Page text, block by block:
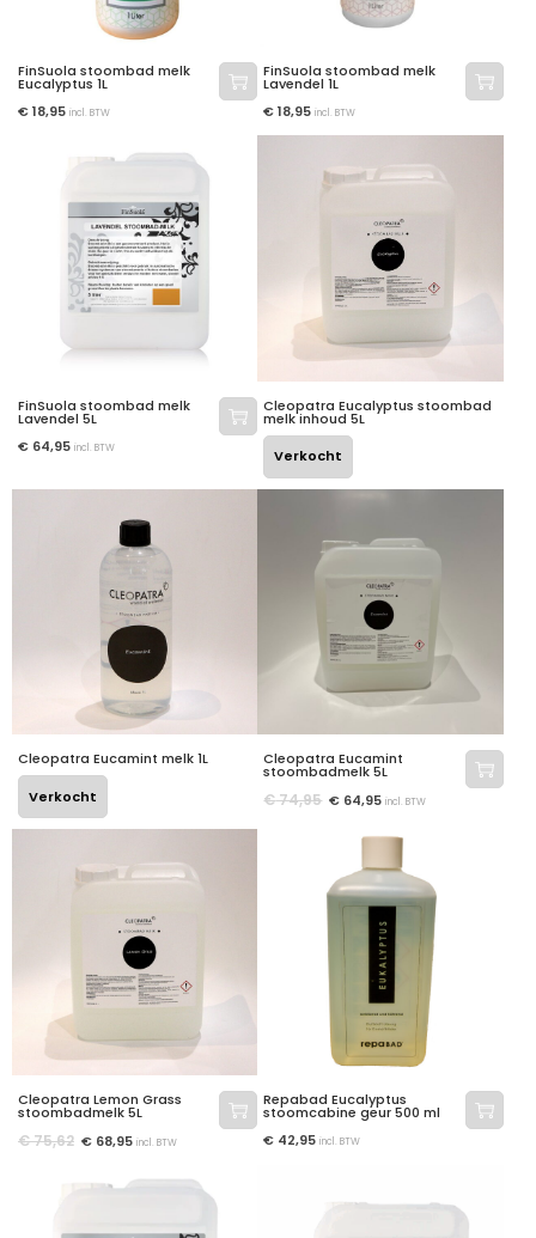
FinSuola stoombad melk
Eucalyptus 1L
€18,95 incl. BTW
FinSuola stoombad melk
Lavendel 1L
€18,95 incl. BTW
FinSuola stoombad melk
Lavendel 5L
€ 64,95 incl. BTW
Cleopatra Eucalyptus stoombad
melk inhoud 5L
Verkocht
Cleopatra Eucamint melk 1L
Verkocht
Cleopatra Eucamint
stoombadmelk 5L
€74,95 € 64,95 incl. BTW
Cleopatra Lemon Grass
stoombadmelk 5L
€75,62 € 68,95 incl. BTW
Repabad Eucalyptus
stoomcabine geur 500 ml
€ 42,95 incl. BTW